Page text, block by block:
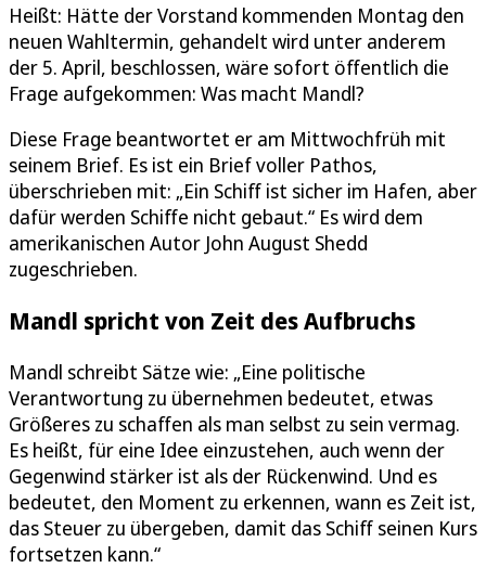
Heißt: Hätte der Vorstand kommenden Montag den
neuen Wahltermin, gehandelt wird unter anderem
der 5. April, beschlossen, wäre sofort öffentlich die
Frage aufgekommen: Was macht Mandl?
Diese Frage beantwortet er am Mittwochfrüh mit
seinem Brief. Es ist ein Brief voller Pathos,
überschrieben mit: „Ein Schiff ist sicher im Hafen, aber
dafür werden Schiffe nicht gebaut.“ Es wird dem
amerikanischen Autor John August Shedd
zugeschrieben.
Mandl spricht von Zeit des Aufbruchs
Mandl schreibt Sätze wie: „Eine politische
Verantwortung zu übernehmen bedeutet, etwas
Größeres zu schaffen als man selbst zu sein vermag.
Es heißt, für eine Idee einzustehen, auch wenn der
Gegenwind stärker ist als der Rückenwind. Und es
bedeutet, den Moment zu erkennen, wann es Zeit ist,
das Steuer zu übergeben, damit das Schiff seinen Kurs
fortsetzen kann.“